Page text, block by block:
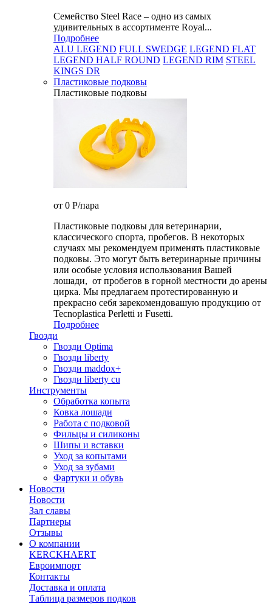
Семейство Steel Race – одно из самых
удивительных в ассортименте Royal...
Подробнее
ALU LEGEND FULL SWEDGE LEGEND FLAT
LEGEND HALF ROUND LEGEND RIM STEEL
KINGS DR
Пластиковые подковы
Пластиковые подковы
от 0 P/пара
Пластиковые подковы для ветеринарии,
классического спорта, пробегов. В некоторых
случаях мы рекомендуем применять пластиковые
подковы. Это могут быть ветеринарные причины
или особые условия использования Вашей
лошади, от пробегов в горной местности до арены
цирка. Мы предлагаем протестированную и
прекрасно себя зарекомендовашую продукцию от
Tecnoplastica Perletti и Fusetti.
Подробнее
Гвозди
Гвозди Optima
Гвозди liberty
Гвозди maddox+
Гвозди liberty cu
Инструменты
Обработка копыта
Ковка лошади
Работа с подковой
Фильцы и силиконы
Шипы и вставки
Уход за копытами
Уход за зубами
Фартуки и обувь
Новости
Новости
Зал славы
Партнеры
Отзывы
О компании
KERCKHAERT
Евроимпорт
Контакты
Доставка и оплата
Таблица размеров подков